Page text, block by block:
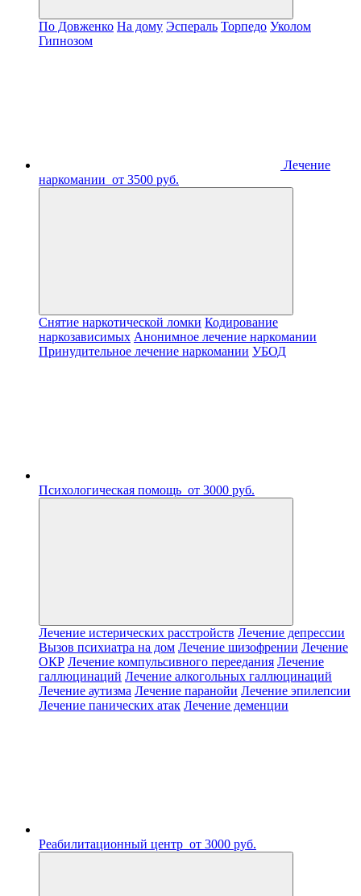
По Довженко На дому Эспераль Торпедо Уколом
Гипнозом
Лечение
наркомании от 3500 руб.
Снятие наркотической ломки Кодирование
наркозависимых Анонимное лечение наркомании
Принудительное лечение наркомании УБОД
Психологическая помощь от 3000 руб.
Лечение истерических расстройств Лечение депрессии
Вызов психиатра на дом Лечение шизофрении Лечение
ОКР Лечение компульсивного переедания Лечение
галлюцинаций Лечение алкогольных галлюцинаций
Лечение аутизма Лечение паранойи Лечение эпилепсии
Лечение панических атак Лечение деменции
Реабилитационный центр от 3000 руб.